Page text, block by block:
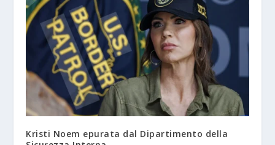
Kristi Noem epurata dal Dipartimento della